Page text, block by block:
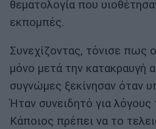
θεματολογία που
εκπομπές.
Συνεχίζοντας, τόνισε πως
μόνο μετά την κατακραυγή
συγνώμες ξεκίνησαν όταν
Ήταν συνειδητό για λόγους
Κάποιος πρέπει να το